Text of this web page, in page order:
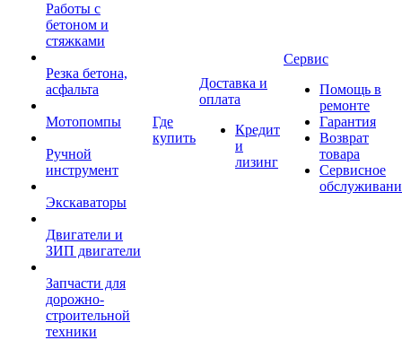
Работы с
бетоном и
стяжками
Резка бетона,
асфальта
Мотопомпы
Ручной
инструмент
Экскаваторы
Двигатели и
ЗИП двигатели
Запчасти для
дорожно-
строительной
техники
Где
купить
Доставка и
оплата
Кредит
и
лизинг
Сервис
Помощь в
ремонте
Гарантия
Возврат
товара
Сервисное